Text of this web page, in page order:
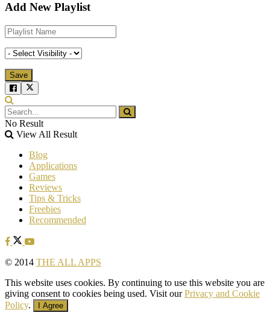
Add New Playlist
No Result
View All Result
Blog
Applications
Games
Reviews
Tips & Tricks
Freebies
Recommended
© 2014 THE ALL APPS
This website uses cookies. By continuing to use this website you are
giving consent to cookies being used. Visit ourPrivacy and Cookie
Policy. I Agree